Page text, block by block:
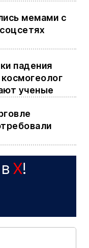
мемами с
падения
ученые
X!